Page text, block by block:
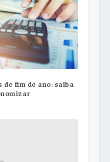
fim de ano: saiba